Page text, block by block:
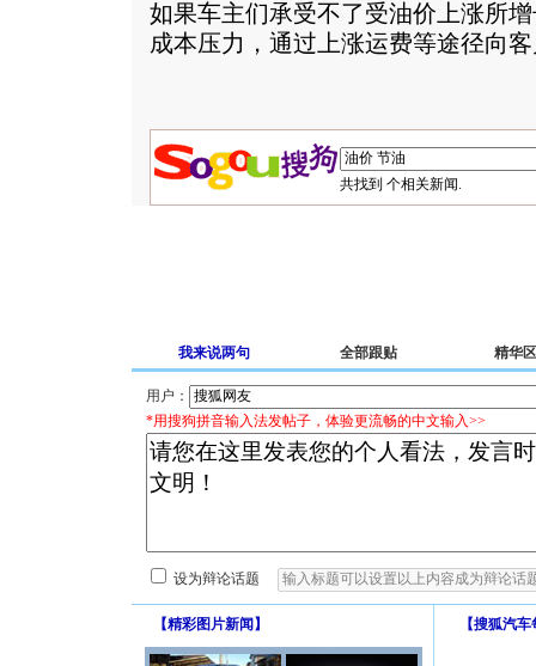
如果车主们承受不了受油价上涨所
成本压力，通过上涨运费等途径向
共找到 个相关新闻.
我来说两句 全部跟贴 精华区
用户：
*用搜狗拼音输入法发帖子，体验更流畅的中文输入>>
设为辩论话题
【精彩图片新闻 】 【搜狐汽车